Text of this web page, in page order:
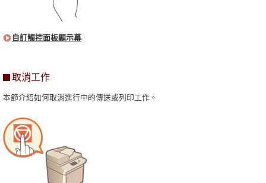
自訂觸控面板顯示幕
取消工作
本節介紹如何取消進行中的傳送或列印工作。